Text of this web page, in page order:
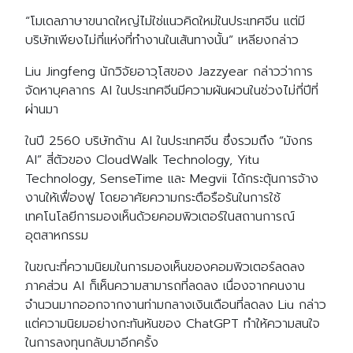
“โมเดลภาษาขนาดใหญ่ไม่ใช่แนวคิดใหม่ในประเทศจีน แต่มี
บริษัทเพียงไม่กี่แห่งที่ทำงานในเส้นทางนั้น” เหลียงกล่าว
Liu Jingfeng นักวิจัยอาวุโสของ Jazzyear กล่าวว่าการ
จัดหาบุคลากร AI ในประเทศจีนมีความผันผวนในช่วงไม่กี่ปีที่
ผ่านมา
ในปี 2560 บริษัทด้าน AI ในประเทศจีน ซึ่งรวมถึง “มังกร
AI” สี่ตัวของ CloudWalk Technology, Yitu
Technology, SenseTime และ Megvii ได้กระตุ้นการจ้าง
งานให้เฟื่องฟู โดยอาศัยความกระตือรือร้นในการใช้
เทคโนโลยีการมองเห็นด้วยคอมพิวเตอร์ในสถานการณ์
อุตสาหกรรม
ในขณะที่ความนิยมในการมองเห็นของคอมพิวเตอร์ลดลง
ภาคส่วน AI ก็เห็นความสามารถที่ลดลง เนื่องจากคนงาน
จำนวนมากออกจากงานท่ามกลางเงินเดือนที่ลดลง Liu กล่าว
แต่ความนิยมอย่างกะทันหันของ ChatGPT ทำให้ความสนใจ
ในการลงทุนกลับมาอีกครั้ง